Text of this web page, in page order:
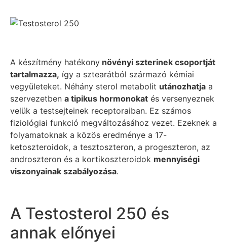
A készítmény hatékony növényi szterinek csoportját
tartalmazza, így a sztearátból származó kémiai
vegyületeket. Néhány sterol metabolit utánozhatja a
szervezetben a tipikus hormonokat és versenyeznek
velük a testsejteinek receptoraiban. Ez számos
fiziológiai funkció megváltozásához vezet. Ezeknek a
folyamatoknak a közös eredménye a 17-
ketoszteroidok, a tesztoszteron, a progeszteron, az
androszteron és a kortikoszteroidok mennyiségi
viszonyainak szabályozása.
A Testosterol 250 és
annak előnyei